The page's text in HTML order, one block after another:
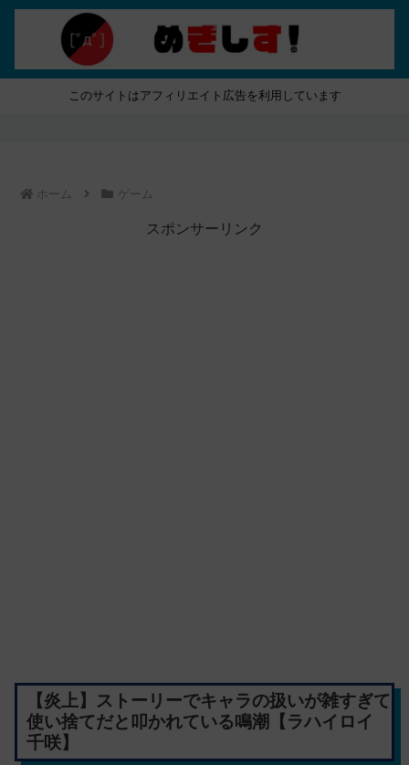
このサイトはアフィリエイト広告を利用しています
ホーム ゲーム
スポンサーリンク
【炎上】ストーリーでキャラの扱いが雑すぎて
使い捨てだと叩かれている鳴潮【ラハイロイ
千咲】